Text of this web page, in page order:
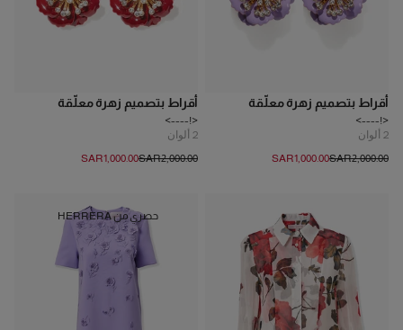
أقراط بتصميم زهرة معلّقة
<!---->
2 ألوان
SAR‌2,000.00
SAR‌1,000.00
أقراط بتصميم زهرة معلّقة
<!---->
2 ألوان
SAR‌2,000.00
SAR‌1,000.00
حصري من HERRERA